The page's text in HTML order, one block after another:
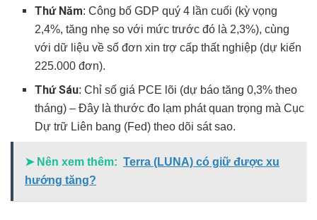
Thứ Năm: Công bố GDP quý 4 lần cuối (kỳ vọng
2,4%, tăng nhẹ so với mức trước đó là 2,3%), cùng
với dữ liệu về số đơn xin trợ cấp thất nghiệp (dự kiến
225.000 đơn).
Thứ Sáu: Chỉ số giá PCE lõi (dự báo tăng 0,3% theo
tháng) – Đây là thước đo lạm phát quan trọng mà Cục
Dự trữ Liên bang (Fed) theo dõi sát sao.
➤ Nên xem thêm: Terra (LUNA) có giữ được xu
hướng tăng?